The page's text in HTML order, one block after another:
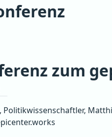
zum